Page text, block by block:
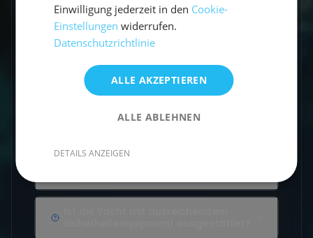
Welche Sprache wird an Bord
gesprochen?
Wer ist mein Skipper / meine
Skipperin?
Welcher Service wird inklusive
angeboten?
Einwilligung jederzeit in den Cookie-
Einstellungen widerrufen.
Datenschutzrichtlinie
ALLE AKZEPTIEREN
ALLE ABLEHNEN
DETAILS ANZEIGEN